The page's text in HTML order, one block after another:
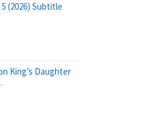
(2026) Subtitle
King’s Daughter